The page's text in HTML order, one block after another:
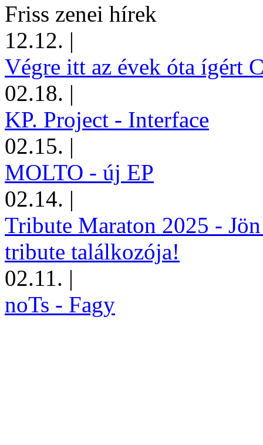
Friss zenei hírek
12.12. |
Végre itt az évek óta ígért
02.18. |
KP. Project - Interface
02.15. |
MOLTO - új EP
02.14. |
Tribute Maraton 2025 -
tribute találkozója!
02.11. |
noTs - Fagy